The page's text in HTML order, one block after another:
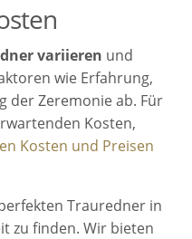
variieren und
wie Erfahrung,
der Zeremonie ab. Für
Kosten,
Kosten und Preisen
Trauredner in
zu finden. Wir bieten